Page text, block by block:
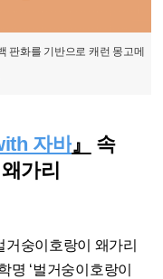
판화를 기반으로 캐런 몽고메
자바』
속
가리
숭이호랑이 왜가리
명 ‘벌거숭이호랑이